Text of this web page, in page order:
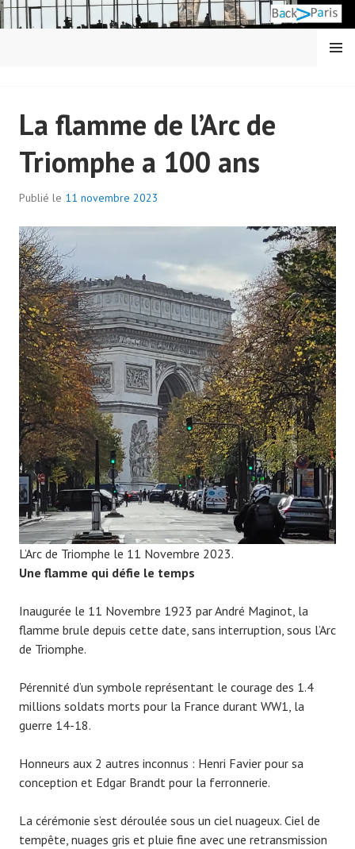
Aller
au
MENU
La flamme de l’Arc de
Triomphe a 100 ans
Publié le 11 novembre 2023
m
i
n
7
0
7
9
L’Arc de Triomphe le 11 Novembre 2023.
Une flamme qui défie le temps
Inaugurée le 11 Novembre 1923 par André Maginot, la
flamme brule depuis cette date, sans interruption, sous l’Arc
de Triomphe.
Pérennité d’un symbole représentant le courage des 1.4
millions soldats morts pour la France durant WW1, la
guerre 14-18.
Honneurs aux 2 autres inconnus : Henri Favier pour sa
conception et Edgar Brandt pour la ferronnerie.
La cérémonie s’est déroulée sous un ciel nuageux. Ciel de
tempête, nuages gris et pluie fine avec une retransmission